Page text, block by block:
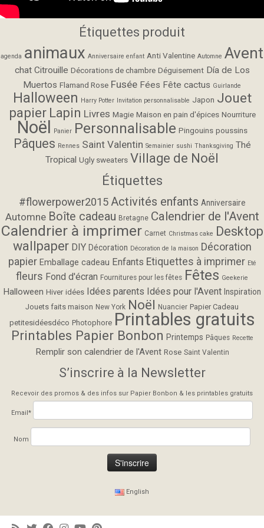
Étiquettes produit
agenda animaux Anniversaire enfant Anti Valentine Automne Avent
chat Citrouille Décorations de chambre Déguisement Día de Los
Muertos Flamand Rose Fusée Fées Fête cactus Guirlande
Halloween Harry Potter Invitation personnalisable Japon Jouet
papier Lapin Livres Magie Maison en pain d'épices Nourriture
Noël Panier Personnalisable Pingouins poussins
Pâques Rennes Saint Valentin Semainier sushi Thanksgiving Thé
Tropical Ugly sweaters Village de Noël
Étiquettes
#flowerpower2015 Activités enfants Anniversaire
Automne Boîte cadeau Bretagne Calendrier de l'Avent
Calendrier à imprimer Carnet Christmas cake Desktop
wallpaper DIY Décoration Décoration de la maison Décoration
papier Emballage cadeau Enfants Etiquettes à imprimer Eté
fleurs Fond d'écran Fournitures pour les fêtes Fêtes Geekerie
Halloween Hiver idées Idées parents Idées pour l'Avent Inspiration
Jouets faits maison New York Noël Nuancier Papier Cadeau
petitesidéesdéco Photophore Printables gratuits
Printables Papier Bonbon Printemps Pâques Recette
Remplir son calendrier de l'Avent Rose Saint Valentin
S’inscrire à la Newsletter
Recevoir des promos & des infos sur Papier Bonbon & les printables gratuits
Email*
Nom
English